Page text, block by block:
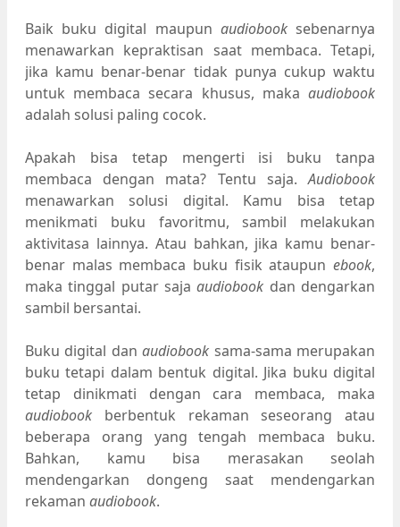
Baik buku digital maupun audiobooksebenarnya
menawarkan kepraktisan saat membaca. Tetapi,
jika kamu benar-benar tidak punya cukup waktu
untuk membaca secara khusus, maka audiobook
adalah solusi paling cocok.
Apakah bisa tetap mengerti isi buku tanpa
membaca dengan mata? Tentu saja.Audiobook
menawarkan solusi digital. Kamu bisa tetap
menikmati buku favoritmu, sambil melakukan
aktivitasa lainnya. Atau bahkan, jika kamu benar-
benar malas membaca buku fisik ataupun ebook,
maka tinggal putar sajaaudiobook dan dengarkan
sambil bersantai.
Buku digital danaudiobook sama-sama merupakan
buku tetapi dalam bentuk digital. Jika buku digital
tetap dinikmati dengan cara membaca, maka
audiobook berbentuk rekaman seseorang atau
beberapa orang yang tengah membaca buku.
Bahkan, kamu bisa merasakan seolah
mendengarkan dongeng saat mendengarkan
rekaman audiobook.